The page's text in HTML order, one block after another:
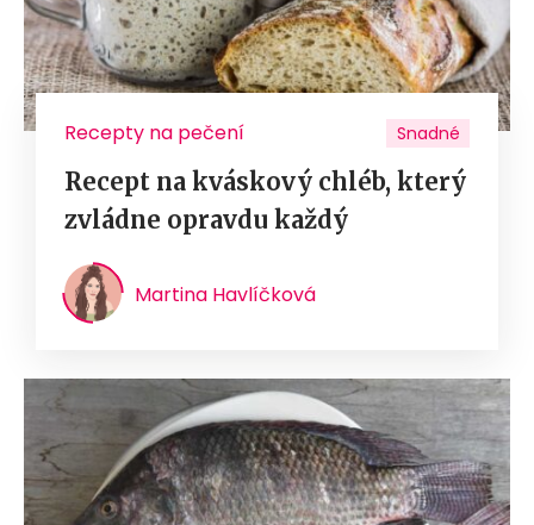
Recepty na pečení Snadné
Recept na kváskový chléb, který
zvládne opravdu každý
Martina Havlíčková